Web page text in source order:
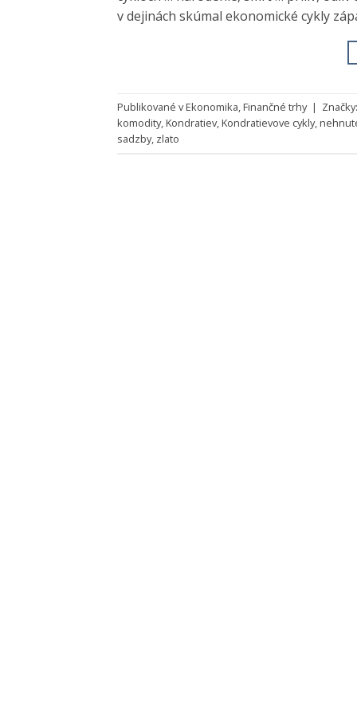
v dejinách skúmal ekonomické cykly
Publikované vEkonomika,Finančné trhy |
komodity,Kondratiev,Kondratievove cykly,
sadzby, zlato